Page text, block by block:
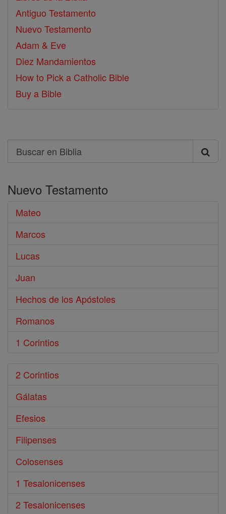
Antiguo Testamento
Nuevo Testamento
Adam & Eve
Diez Mandamientos
How to Pick a Catholic Bible
Buy a Bible
Search
Buscar
Biblia
Nuevo Testamento
Mateo
Marcos
Lucas
Juan
Hechos de los Apóstoles
Romanos
1 Corintios
2 Corintios
Gálatas
Efesios
Filipenses
Colosenses
1 Tesalonicenses
2 Tesalonicenses